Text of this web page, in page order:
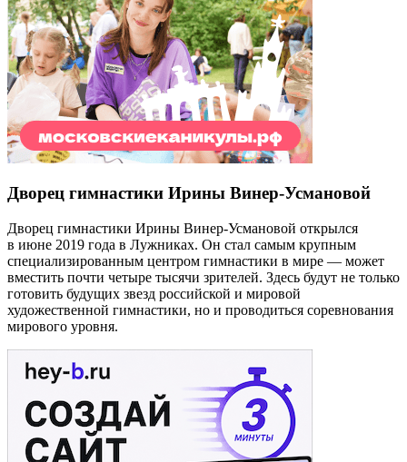
Дворец гимнастики Ирины Винер-Усмановой
Дворец гимнастики Ирины Винер‑Усмановой открылся
в июне 2019 года в Лужниках. Он стал самым крупным
специализированным центром гимнастики в мире — может
вместить почти четыре тысячи зрителей. Здесь будут не только
готовить будущих звезд российской и мировой
художественной гимнастики, но и проводиться соревнования
мирового уровня.